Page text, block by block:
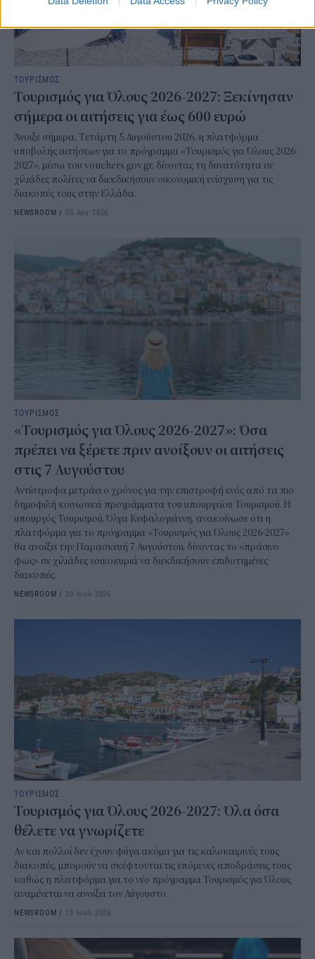
ΤΟΥΡΙΣΜΟΣ
Τουρισμός για Όλους 2026-2027: Ξεκίνησαν
σήμερα οι αιτήσεις για έως 600 ευρώ
Άνοιξε σήμερα, Τετάρτη 5 Αυγούστου 2026, η πλατφόρμα
υποβολής αιτήσεων για το πρόγραμμα «Τουρισμός για Όλους 2026-
2027», μέσω του vouchers.gov.gr, δίνοντας τη δυνατότητα σε
χιλιάδες πολίτες να διεκδικήσουν οικονομική ενίσχυση για τις
διακοπές τους στην Ελλάδα.
NEWSROOM / 05 Αυγ 2026
ΤΟΥΡΙΣΜΟΣ
«Τουρισμός για Όλους 2026-2027»: Όσα
πρέπει να ξέρετε πριν ανοίξουν οι αιτήσεις
στις 7 Αυγούστου
Αντίστροφα μετράει ο χρόνος για την επιστροφή ενός από τα πιο
δημοφιλή κοινωνικά προγράμματα του υπουργείου Τουρισμού. Η
υπουργός Τουρισμού, Όλγα Κεφαλογιάννη, ανακοίνωσε ότι η
πλατφόρμα για το πρόγραμμα «Τουρισμός για Όλους 2026-2027»
θα ανοίξει την Παρασκευή 7 Αυγούστου, δίνοντας το «πράσινο
φως» σε χιλιάδες νοικοκυριά να διεκδικήσουν επιδοτημένες
διακοπές.
NEWSROOM / 30 Ιουλ 2026
ΤΟΥΡΙΣΜΟΣ
Τουρισμός για Όλους 2026-2027: Όλα όσα
θέλετε να γνωρίζετε
Αν και πολλοί δεν έχουν φύγει ακόμα για τις καλοκαιρινές τους
διακοπές, μπορούν να σκέφτονται τις επόμενες αποδράσεις τους
καθώς η πλατφόρμα για το νέο πρόγραμμα Τουρισμός για Όλους
αναμένεται να ανοίξει τον Αύγουστο.
NEWSROOM / 13 Ιουλ 2026